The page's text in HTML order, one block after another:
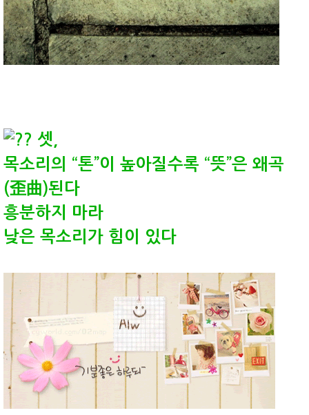
셋,
목소리의 “톤”이 높아질수록 “뜻”은 왜곡
(歪曲)된다
흥분하지 마라
낮은 목소리가 힘이 있다